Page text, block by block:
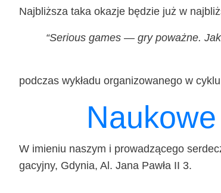
Naj­bliż­sza taka oka­zje będzie już w
“Serio­us games — gry poważ­ne.
pod­czas wykła­du orga­ni­zo­wa­ne­go w
W imie­niu naszym i pro­wa­dzą­ce­go
ga­cyj­ny, Gdy­nia, Al. Jana Paw­ła II 3.